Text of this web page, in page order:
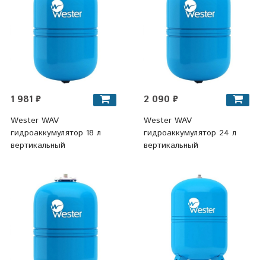
1 981 ₽
Wester WAV
гидроаккумулятор 18 л
вертикальный
2 090 ₽
Wester WAV
гидроаккумулятор 24 л
вертикальный